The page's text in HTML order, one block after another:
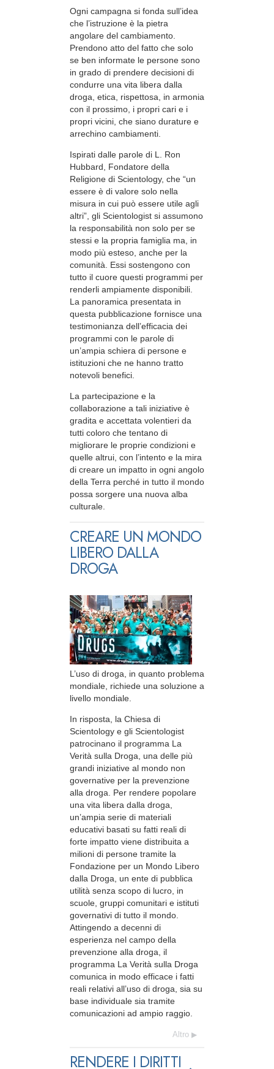
Ogni campagna si fonda sull’idea
che l’istruzione è la pietra
angolare del cambiamento.
Prendono atto del fatto che solo
se ben informate le persone sono
in grado di prendere decisioni di
condurre una vita libera dalla
droga, etica, rispettosa, in armonia
con il prossimo, i propri cari e i
propri vicini, che siano durature e
arrechino cambiamenti.
Ispirati dalle parole di L. Ron
Hubbard, Fondatore della
Religione di Scientology, che “un
essere è di valore solo nella
misura in cui può essere utile agli
altri”, gli Scientologist si assumono
la responsabilità non solo per se
stessi e la propria famiglia ma, in
modo più esteso, anche per la
comunità. Essi sostengono con
tutto il cuore questi programmi per
renderli ampiamente disponibili.
La panoramica presentata in
questa pubblicazione fornisce una
testimonianza dell’efficacia dei
programmi con le parole di
un’ampia schiera di persone e
istituzioni che ne hanno tratto
notevoli benefici.
La partecipazione e la
collaborazione a tali iniziative è
gradita e accettata volentieri da
tutti coloro che tentano di
migliorare le proprie condizioni e
quelle altrui, con l’intento e la mira
di creare un impatto in ogni angolo
della Terra perché in tutto il mondo
possa sorgere una nuova alba
culturale.
CREARE UN MONDO
LIBERO DALLA
DROGA
L’uso di droga, in quanto problema
mondiale, richiede una soluzione a
livello mondiale.
In risposta, la Chiesa di
Scientology e gli Scientologist
patrocinano il programma La
Verità sulla Droga, una delle più
grandi iniziative al mondo non
governative per la prevenzione
alla droga. Per rendere popolare
una vita libera dalla droga,
un’ampia serie di materiali
educativi basati su fatti reali di
forte impatto viene distribuita a
milioni di persone tramite la
Fondazione per un Mondo Libero
dalla Droga, un ente di pubblica
utilità senza scopo di lucro, in
scuole, gruppi comunitari e istituti
governativi di tutto il mondo.
Attingendo a decenni di
esperienza nel campo della
prevenzione alla droga, il
programma La Verità sulla Droga
comunica in modo efficace i fatti
reali relativi all’uso di droga, sia su
base individuale sia tramite
comunicazioni ad ampio raggio.
Altro
RENDERE I DIRITTI